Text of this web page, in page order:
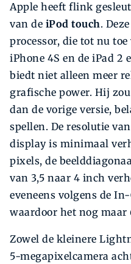
Apple heeft flink
van de iPod touch.
processor, die tot nu
iPhone 4S en de iPad 2
biedt niet alleen meer
grafische power. Hij
dan de vorige versie,
spellen. De resolutie
display is minimaal
pixels, de
van 3,5 naar 4 inch
eveneens volgens de
waardoor het nog
Zowel de kleinere
5-megapixelcamera